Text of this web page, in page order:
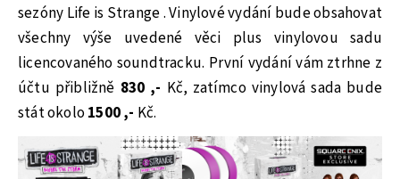
sezóny Life is Strange . Vinylové vydání bude obsahovat
všechny výše uvedené věci plus vinylovou sadu
licencovaného soundtracku. První vydání vám ztrhne z
účtu přibližně 830 ,- Kč, zatímco vinylová sada bude
stát okolo1500 ,- Kč.